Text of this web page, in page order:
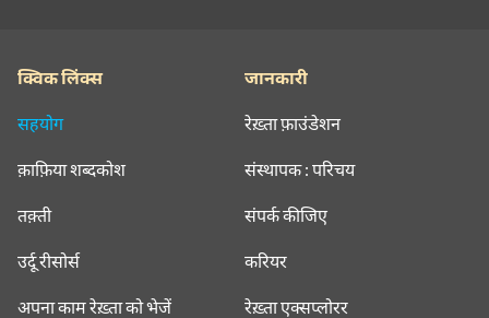
क्विक लिंक्स
सहयोग
क़ाफ़िया शब्दकोश
तक़्ती
उर्दू रीसोर्स
अपना काम रेख़्ता को भेजें
जानकारी
रेख़्ता फ़ाउंडेशन
संस्थापक : परिचय
संपर्क कीजिए
करियर
रेख़्ता एक्सप्लोरर